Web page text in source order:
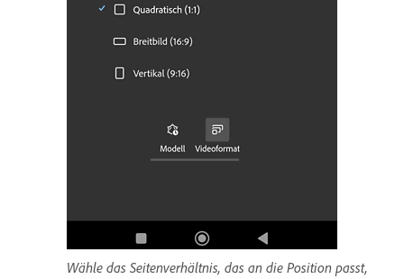
Wähle das Seitenverhältnis, das an die Position passt,